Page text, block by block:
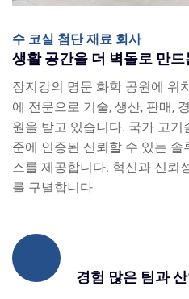
수 코실 첨단 재료 회사
생활 공간을 더 벽돌로 만드
장지강의 명문 화학 공원에 위
에 전문으로 기술, 생산, 판매,
원을 받고 있습니다. 국가 고기
준에 인증된 신뢰할 수 있는 솔
스를 제공합니다. 혁신과 신뢰
를 구별합니다
경험 많은 팀과